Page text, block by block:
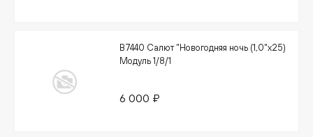
В7440 Салют "Новогодняя ночь (1,0"х25)
Модуль 1/8/1
6 000 ₽